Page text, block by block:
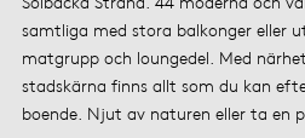
samtliga med stora balkonger eller
matgrupp och loungedel. Med
stadskärna finns allt som du kan
boende. Njut av naturen eller ta en